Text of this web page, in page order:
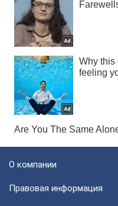
О компании
Правовая информация